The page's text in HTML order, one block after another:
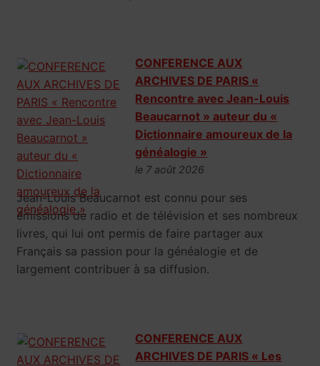
CONFERENCE AUX
ARCHIVES DE PARIS «
Rencontre avec Jean-Louis
Beaucarnot » auteur du «
Dictionnaire amoureux de la
généalogie »
le 7 août 2026
Jean-Louis Beaucarnot est connu pour ses
émissions de radio et de télévision et ses nombreux
livres, qui lui ont permis de faire partager aux
Français sa passion pour la généalogie et de
largement contribuer à sa diffusion.
CONFERENCE AUX
ARCHIVES DE PARIS « Les